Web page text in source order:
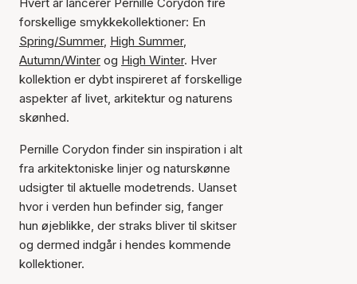
forskellige smykkekollektioner: En
Spring/Summer, High Summer,
Autumn/Winter og High Winter. Hver
kollektion er dybt inspireret af forskellige
aspekter af livet, arkitektur og naturens
skønhed.
Pernille Corydon finder sin inspiration i alt
fra arkitektoniske linjer og naturskønne
udsigter til aktuelle modetrends. Uanset
hvor i verden hun befinder sig, fanger
hun øjeblikke, der straks bliver til skitser
og dermed indgår i hendes kommende
kollektioner.